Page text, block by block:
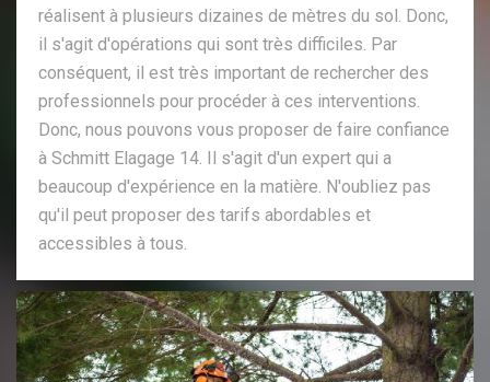
réalisent à plusieurs dizaines de mètres du sol. Donc,
il s'agit d'opérations qui sont très difficiles. Par
conséquent, il est très important de rechercher des
professionnels pour procéder à ces interventions.
Donc, nous pouvons vous proposer de faire confiance
à Schmitt Elagage 14. Il s'agit d'un expert qui a
beaucoup d'expérience en la matière. N'oubliez pas
qu'il peut proposer des tarifs abordables et
accessibles à tous.